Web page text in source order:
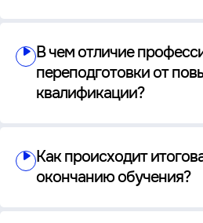
В чем отличие
переподготовки от
квалификации?
Как происходит
окончанию обучения?